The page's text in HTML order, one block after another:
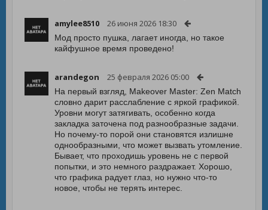
amylee8510 26 июня 2026 18:30
Мод просто пушка, лагает иногда, но такое
кайфушное время проведено!
arandegon 25 февраля 2026 05:00
На первый взгляд, Makeover Master: Zen Match
словно дарит расслабление с яркой графикой.
Уровни могут затягивать, особенно когда
закладка заточена под разнообразные задачи.
Но почему-то порой они становятся излишне
однообразными, что может вызвать утомление.
Бывает, что проходишь уровень не с первой
попытки, и это немного раздражает. Хорошо,
что графика радует глаз, но нужно что-то
новое, чтобы не терять интерес.